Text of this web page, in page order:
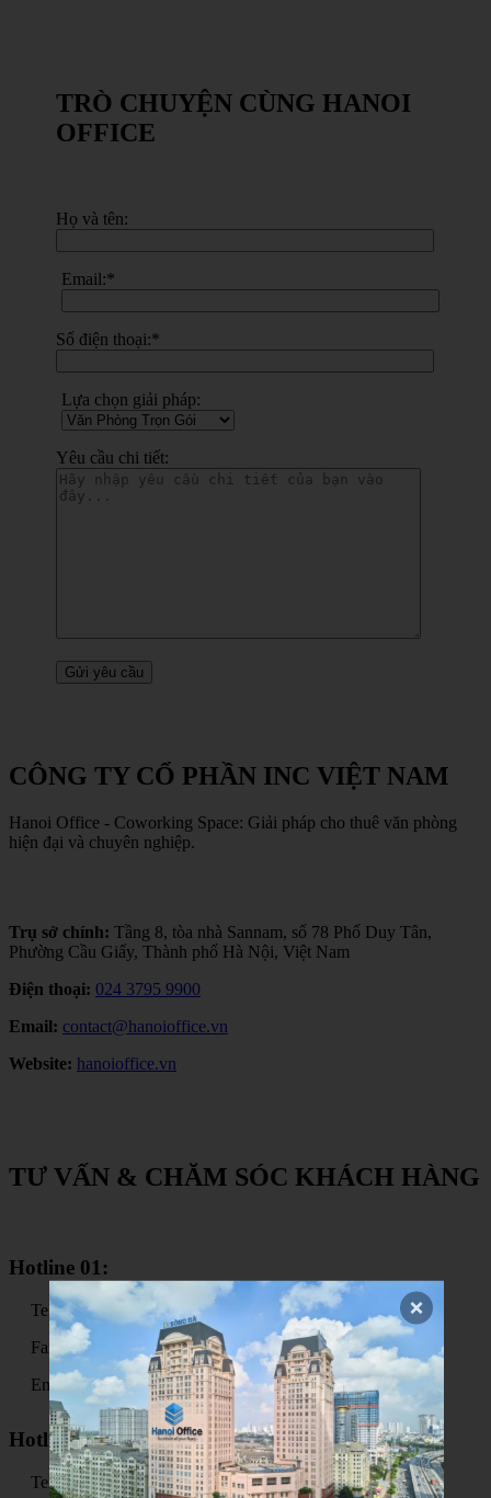
TRÒ CHUYỆN CÙNG HANOI
OFFICE
Họ và tên:
Email:*
Số điện thoại:*
Lựa chọn giải pháp:
Yêu cầu chi tiết:
CÔNG TY CỔ PHẦN INC VIỆT NAM
Hanoi Office - Coworking Space: Giải pháp cho thuê văn phòng
hiện đại và chuyên nghiệp.
Trụ sở chính: Tầng 8, tòa nhà Sannam, số 78 Phố Duy Tân,
Phường Cầu Giấy, Thành phố Hà Nội, Việt Nam
Điện thoại: 024 3795 9900
Email: contact@hanoioffice.vn
Website: hanoioffice.vn
TƯ VẤN & CHĂM SÓC KHÁCH HÀNG
Hotline 01:
Tel: 085 339 4567
Fax: 024 3795 9911
Email: contact@hanoioffice.vn
Hotline 02:
Tel: 0904 388 909